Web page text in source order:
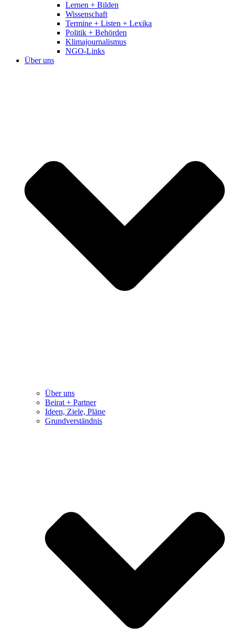
Lernen + Bilden
Wissenschaft
Termine + Listen + Lexika
Politik + Behörden
Klimajournalismus
NGO-Links
Über uns
Über uns
Beirat + Partner
Ideen, Ziele, Pläne
Grundverständnis